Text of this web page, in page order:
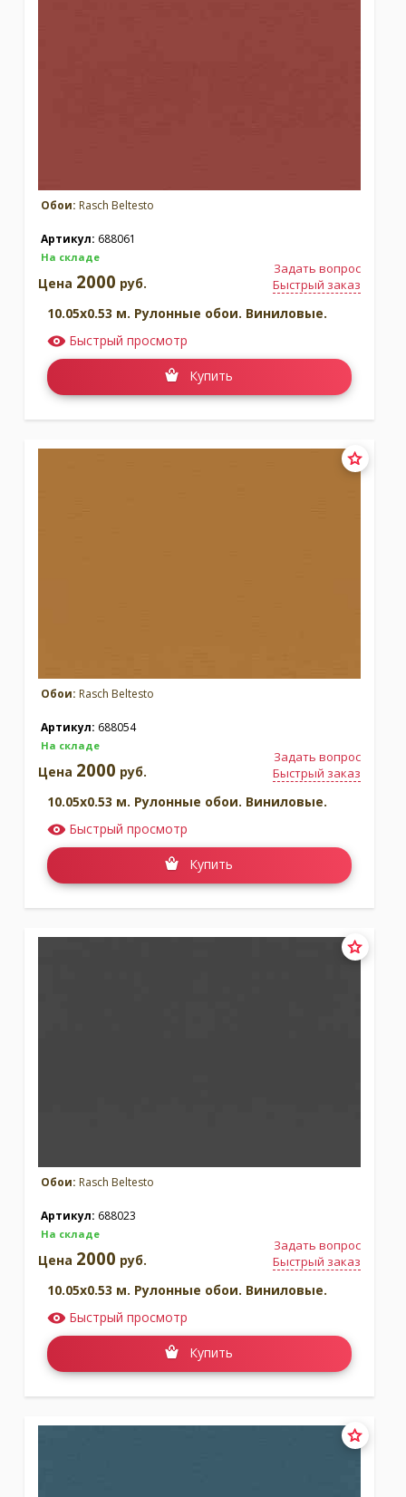
Обои: Rasch Beltesto
Артикул: 688061
На складе
Задать вопрос
Быстрый заказ
Цена 2000 руб.
10.05x0.53 м. Рулонные обои. Виниловые.
Быстрый просмотр
Купить
Обои: Rasch Beltesto
Артикул: 688054
На складе
Задать вопрос
Быстрый заказ
Цена 2000 руб.
10.05x0.53 м. Рулонные обои. Виниловые.
Быстрый просмотр
Купить
Обои: Rasch Beltesto
Артикул: 688023
На складе
Задать вопрос
Быстрый заказ
Цена 2000 руб.
10.05x0.53 м. Рулонные обои. Виниловые.
Быстрый просмотр
Купить